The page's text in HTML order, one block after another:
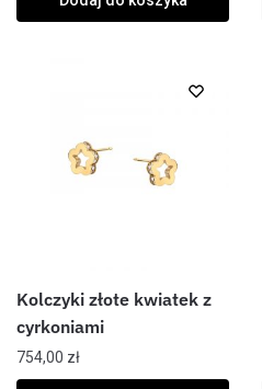
Kolczyki złote kwiatek z
cyrkoniami
754,00 zł